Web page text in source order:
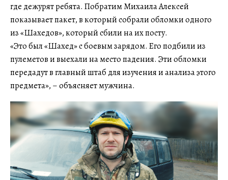
где дежурят ребята. Побратим Михаила Алексей
показывает пакет, в который собрали обломки одного
из «Шахедов», который сбили на их посту.
«Это был «Шахед» с боевым зарядом. Его подбили из
пулеметов и выехали на место падения. Эти обломки
передадут в главный штаб для изучения и анализа этого
предмета», – объясняет мужчина.